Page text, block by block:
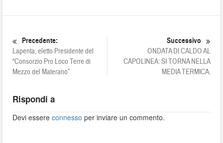
Precedente:
Lapenta, eletto Presidente del
“Consorzio Pro Loco Terre di
Mezzo del Materano”
Successivo
ONDATA DI CALDO AL
CAPOLINEA: SI TORNA NELLA
MEDIA TERMICA.
Rispondi a
Devi essereconnesso per inviare un commento.